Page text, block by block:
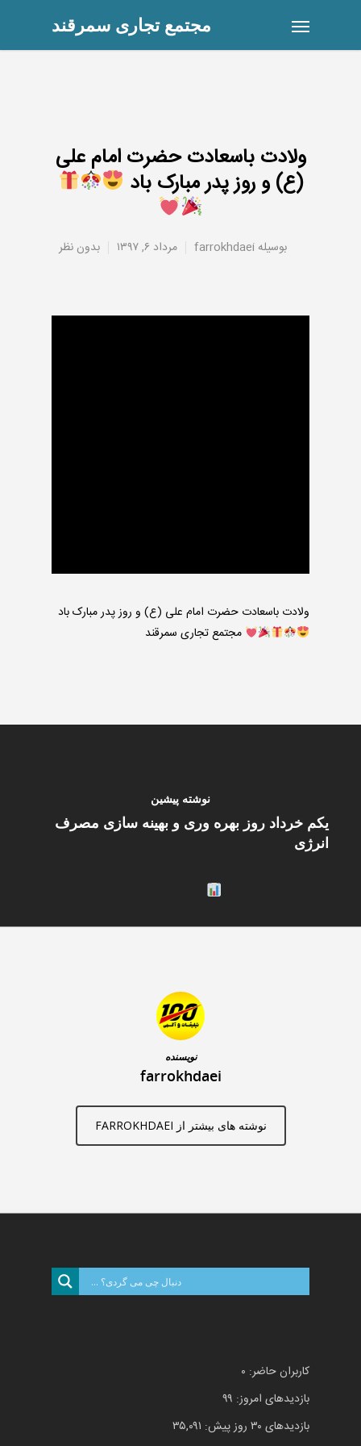
مجتمع تجاری سمرقند
ولادت باسعادت حضرت امام علی
(ع) و روز پدر مبارک باد
بوسیلهfarrokhdaei مرداد ۶, ۱۳۹۷ بدون نظر
ولادت باسعادت حضرت امام علی (ع) و روز پدر مبارک باد
مجتمع تجاری سمرقند
نوشته پیشین
یکم خرداد روز بهره وری و بهینه سازی مصرف
انرژی
نویسنده
farrokhdaei
نوشته های بیشتر از FARROKHDAEI
کاربران حاضر: ۰
بازدیدهای امروز: ۹۹
بازدیدهای ۳۰ روز پیش:
۳۵,۰۹۱